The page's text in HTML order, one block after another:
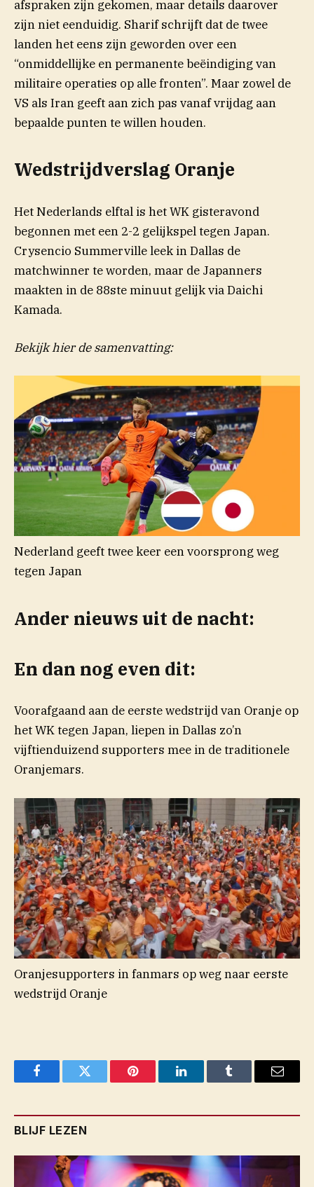
afspraken zijn gekomen, maar details daarover
zijn niet eenduidig. Sharif schrijft dat de twee
landen het eens zijn geworden over een
“onmiddellijke en permanente beëindiging van
militaire operaties op alle fronten”. Maar zowel de
VS als Iran geeft aan zich pas vanaf vrijdag aan
bepaalde punten te willen houden.
Wedstrijdverslag Oranje
Het Nederlands elftal is het WK gisteravond
begonnen met een 2-2 gelijkspel tegen Japan.
Crysencio Summerville leek in Dallas de
matchwinner te worden, maar de Japanners
maakten in de 88ste minuut gelijk via Daichi
Kamada.
Bekijk hier de samenvatting:
Nederland geeft twee keer een voorsprong weg
tegen Japan
Ander nieuws uit de nacht:
En dan nog even dit:
Voorafgaand aan de eerste wedstrijd van Oranje op
het WK tegen Japan, liepen in Dallas zo’n
vijftienduizend supporters mee in de traditionele
Oranjemars.
Oranjesupporters in fanmars op weg naar eerste
wedstrijd Oranje
FacebookTwitter Pinterest LinkedInTumblr Email
BLIJF LEZEN